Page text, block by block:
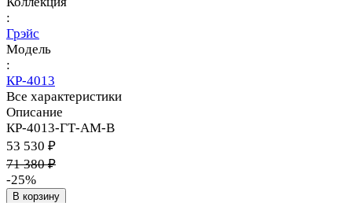
:
Грэйс
Модель
:
КР-4013
Все характеристики
Описание
КР-4013-ГТ-АМ-В
53 530 ₽
71 380 ₽
-25%
В корзину